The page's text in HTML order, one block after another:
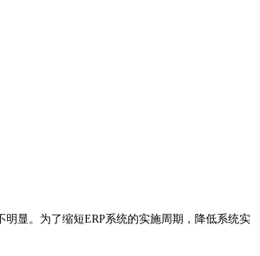
显。为了缩短ERP系统的实施周期，降低系统实